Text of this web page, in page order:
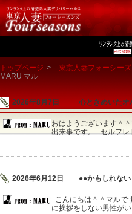
トップページ > 東京人妻フォーシー
MARU マル
2026年8月7日 心ときめいたオ
おはようございます＾
出来事です。 セルフ
2026年6月12日 ●●かもしれない
こんにちは＾＾マルで
に挨拶をしない男性が